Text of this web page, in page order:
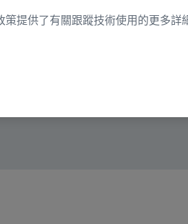
策提供了有關跟蹤技術使用的更多詳